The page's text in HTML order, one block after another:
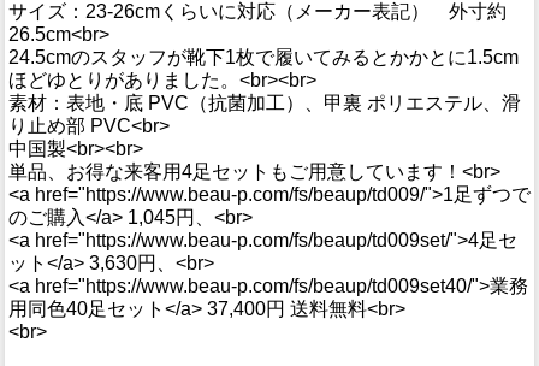
サイズ：23-26cmくらいに対応（メーカー表記） 外寸約
26.5cm<br>
24.5cmのスタッフが靴下1枚で履いてみるとかかとに1.5cm
ほどゆとりがありました。<br><br>
素材：表地・底 PVC（抗菌加工）、甲裏 ポリエステル、滑
り止め部 PVC<br>
中国製<br><br>
単品、お得な来客用4足セットもご用意しています！<br>
<a href="https://www.beau-p.com/fs/beaup/td009/">1足ずつで
のご購入</a> 1,045円、<br>
<a href="https://www.beau-p.com/fs/beaup/td009set/">4足セ
ット</a> 3,630円、<br>
<a href="https://www.beau-p.com/fs/beaup/td009set40/">業務
用同色40足セット</a> 37,400円 送料無料<br>
<br>